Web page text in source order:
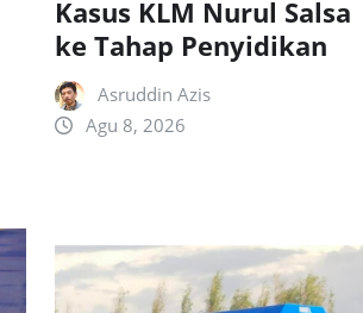
Kasus KLM Nurul Salsa
ke Tahap Penyidikan
Asruddin Azis
Agu 8, 2026